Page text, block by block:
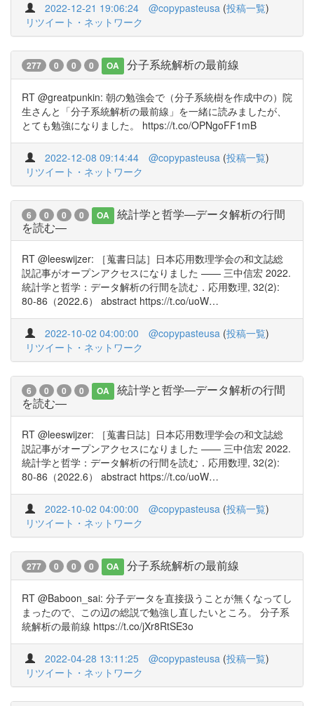
2022-12-21 19:06:24 @copypasteusa (投稿一覧)
リツイート・ネットワーク
277 0 0 0 OA 分子系統解析の最前線
RT @greatpunkin: 朝の勉強会で（分子系統樹を作成中の）院
生さんと「分子系統解析の最前線」を一緒に読みましたが、
とても勉強になりました。 https://t.co/OPNgoFF1mB
2022-12-08 09:14:44 @copypasteusa (投稿一覧)
リツイート・ネットワーク
6 0 0 0 OA
統計学と哲学―データ解析の行間
を読む―
RT @leeswijzer: ［蒐書日誌］日本応用数理学会の和文誌総
説記事がオープンアクセスになりました —— 三中信宏 2022.
統計学と哲学：データ解析の行間を読む．応用数理, 32(2):
80-86（2022.6） abstract https://t.co/uoW…
2022-10-02 04:00:00 @copypasteusa (投稿一覧)
リツイート・ネットワーク
6 0 0 0 OA
統計学と哲学―データ解析の行間
を読む―
RT @leeswijzer: ［蒐書日誌］日本応用数理学会の和文誌総
説記事がオープンアクセスになりました —— 三中信宏 2022.
統計学と哲学：データ解析の行間を読む．応用数理, 32(2):
80-86（2022.6） abstract https://t.co/uoW…
2022-10-02 04:00:00 @copypasteusa (投稿一覧)
リツイート・ネットワーク
277 0 0 0 OA 分子系統解析の最前線
RT @Baboon_sai: 分子データを直接扱うことが無くなってし
まったので、この辺の総説で勉強し直したいところ。 分子系
統解析の最前線 https://t.co/jXr8RtSE3o
2022-04-28 13:11:25 @copypasteusa (投稿一覧)
リツイート・ネットワーク